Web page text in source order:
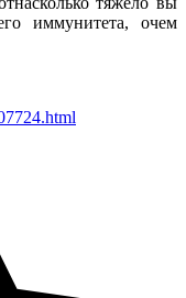
иммунитета, очем